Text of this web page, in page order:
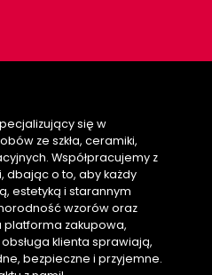
się w
ze szkła, ceramiki,
Współpracujemy z
o to, aby każdy
estetyką i starannym
wzorów oraz
platforma zakupowa,
klienta sprawiają,
bezpieczne i przyjemne.